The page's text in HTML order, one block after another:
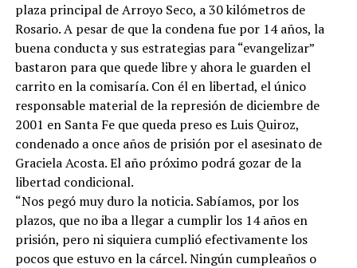
plaza principal de Arroyo Seco, a 30 kilómetros de
Rosario. A pesar de que la condena fue por 14 años, la
buena conducta y sus estrategias para “evangelizar”
bastaron para que quede libre y ahora le guarden el
carrito en la comisaría. Con él en libertad, el único
responsable material de la represión de diciembre de
2001 en Santa Fe que queda preso es Luis Quiroz,
condenado a once años de prisión por el asesinato de
Graciela Acosta. El año próximo podrá gozar de la
libertad condicional.
“Nos pegó muy duro la noticia. Sabíamos, por los
plazos, que no iba a llegar a cumplir los 14 años en
prisión, pero ni siquiera cumplió efectivamente los
pocos que estuvo en la cárcel. Ningún cumpleaños o